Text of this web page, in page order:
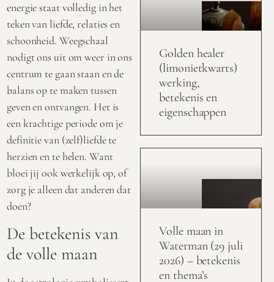
energie staat volledig in het
teken van liefde, relaties en
schoonheid. Weegschaal
nodigt ons uit om weer in ons
centrum te gaan staan en de
balans op te maken tussen
geven en ontvangen. Het is
een krachtige periode om je
definitie van (zelf)liefde te
herzien en te helen. Want
bloei jij ook werkelijk op, of
zorg je alleen dat anderen dat
doen?
De betekenis van
de volle maan
Golden healer
(limonietkwarts)
werking,
betekenis en
eigenschappen
Volle maan in
Waterman (29 juli
2026) – betekenis
en thema’s